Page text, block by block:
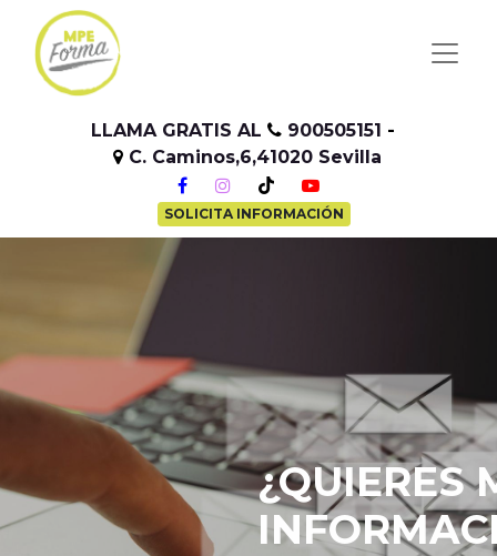
LLAMA GRATIS AL 900505151 -
C. Caminos,6,41020 Sevilla
SOLICITA INFORMACIÓN
¿QUIERES